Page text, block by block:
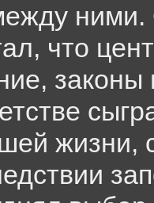
ними.
что
жизни,